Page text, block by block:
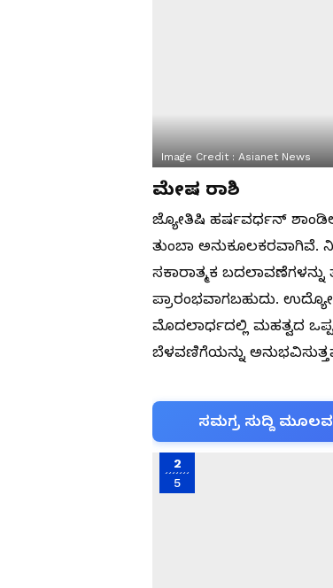
Image Credit : Asianet News
ಮೇಷ ರಾಶಿ
ಜ್ಯೋತಿಷಿ ಹರ್ಷವರ್ಧನ್
ತುಂಬಾ ಅನುಕೂಲಕರವಾಗಿವೆ.
ಸಕಾರಾತ್ಮಕ
ಪ್ರಾರಂಭವಾಗಬಹುದು.
ಮೊದಲಾರ್ಧದಲ್ಲಿ ಮಹತ್ವದ
ಬೆಳವಣಿಗೆಯನ್ನು
ಸಮಗ್ರ ಸುದ್ದಿ
2
5